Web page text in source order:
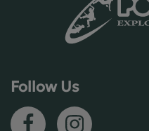
Follow Us